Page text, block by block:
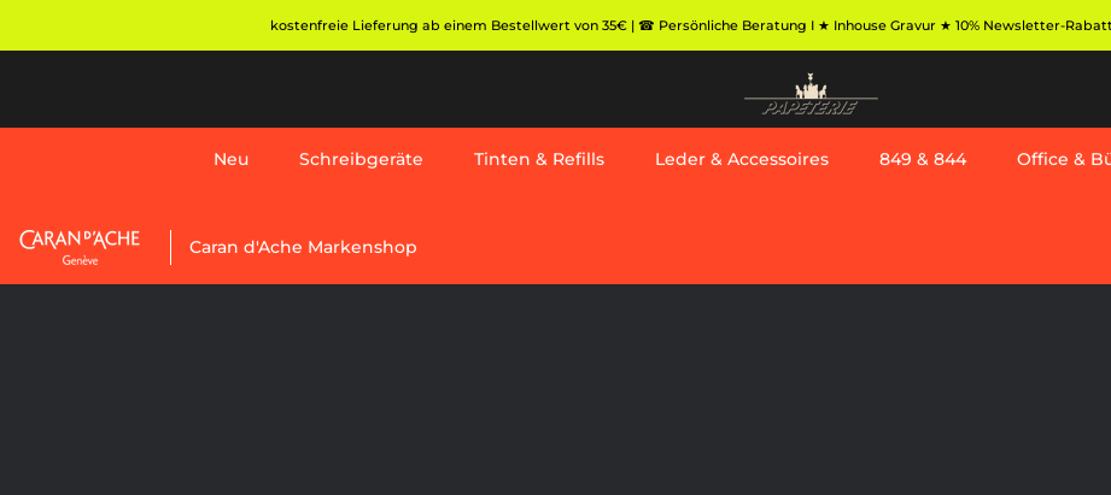
kostenfreie Lieferung ab einem Bestellwert von 35€ | ☎ Persönliche Beratung I ★ Inhouse Gravur ★ 10% Newsletter-
Neu
Schreibgeräte Tinten & Refills Leder & Accessoires 849 & 844 Office &
Caran d'Ache Markenshop